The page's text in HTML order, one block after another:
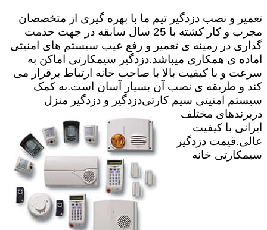
تعمیر و نصب دزدگیر تیم ما با بهره گیری از متخصصان
مجرب و کار کشته با 25 سال سابقه در جهت خدمت
گذاری در زمینه ی تعمیر و رفع عیب سیستم های امنیتی
اماده ی همکاری میباشد.دزدگیر سیمکارتی اماکن به
سرعت و با کیفیت بالا با صاحب خانه ارتباط برقرار می
کند و طریقه ی نصب آن بسیار آسان است.به کمک
سیستم امنیتی سیم کارتیدزدگیر و دزدگیر منزل
دربرندهای مختلف
ایرانی با کیفیت
عالی.قیمت دزدگیر
سیمکارتی خانه